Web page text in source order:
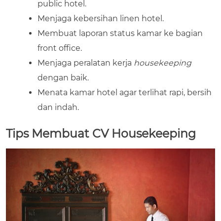
public hotel.
Menjaga kebersihan linen hotel.
Membuat laporan status kamar ke bagian
front office.
Menjaga peralatan kerja housekeeping
dengan baik.
Menata kamar hotel agar terlihat rapi, bersih
dan indah.
Tips Membuat CV Housekeeping